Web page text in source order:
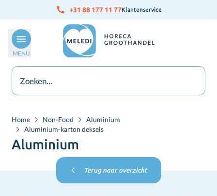
Ga naar de inhoud +31 88 177 11 77Klantenservice
MENU
Home Non-Food
Aluminium
Aluminium-karton deksels
Aluminium
Terug naar overzicht